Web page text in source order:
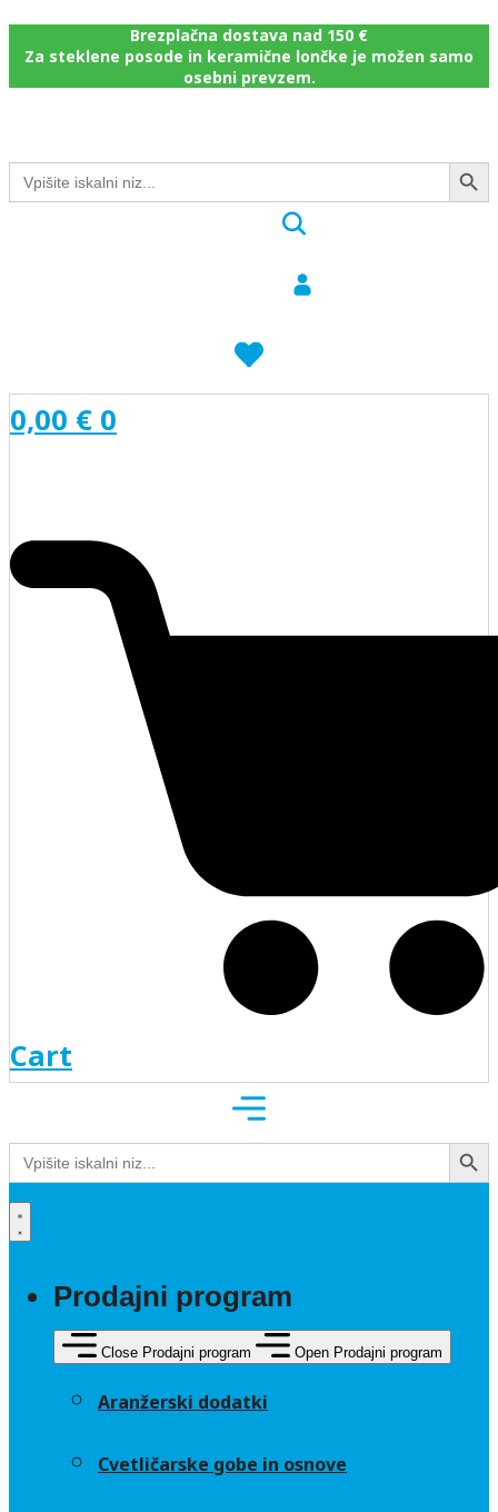
Brezplačna dostava nad 150 €
Za steklene posode in keramične lončke je možen samo
osebni prevzem.
Search
for:
Search Button
0,00 € 0
Cart
Search
for:
Search Button
Prodajni program
Close Prodajni program Open Prodajni program
Aranžerski dodatki
Cvetličarske gobe in osnove